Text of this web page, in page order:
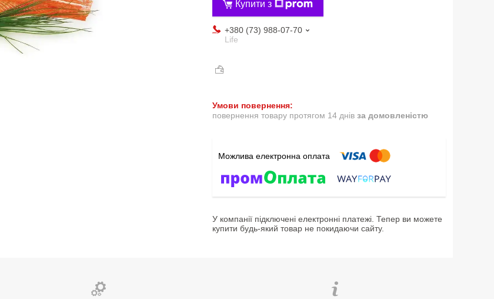
Купити з
+380 (73) 988-07-70
Life
повернення товару протягом 14 днів за домовленістю
У компанії підключені електронні платежі. Тепер ви можете
купити будь-який товар не покидаючи сайту.